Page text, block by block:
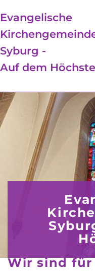
Evangelische
Syburg -
Auf dem
Wir sind für